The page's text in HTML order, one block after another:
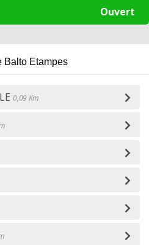
Ouvert
Balto Etampes
0,09 Km